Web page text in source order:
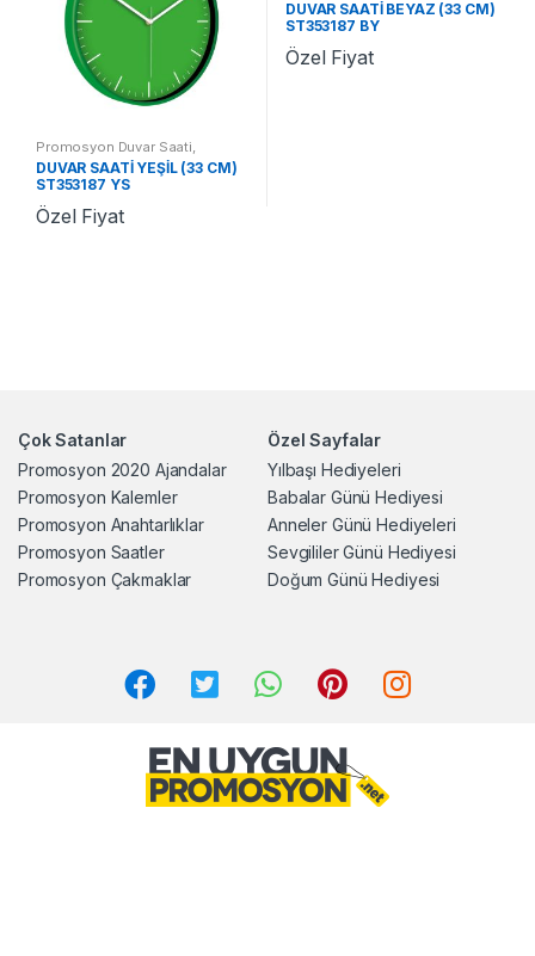
Promosyon Duvar Saati
Promosyon Saatler
DUVAR SAATİ YEŞİL (33 CM)
ST353187 YS
Özel Fiyat
DUVAR SAATİ BEYAZ (33 CM)
ST353187 BY
Özel Fiyat
Çok Satanlar
Promosyon 2020 Ajandalar
Promosyon Kalemler
Promosyon Anahtarlıklar
Promosyon Saatler
Promosyon Çakmaklar
Özel Sayfalar
Yılbaşı Hediyeleri
Babalar Günü Hediyesi
Anneler Günü Hediyeleri
Sevgililer Günü Hediyesi
Doğum Günü Hediyesi